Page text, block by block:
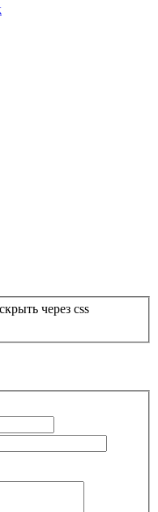
через css